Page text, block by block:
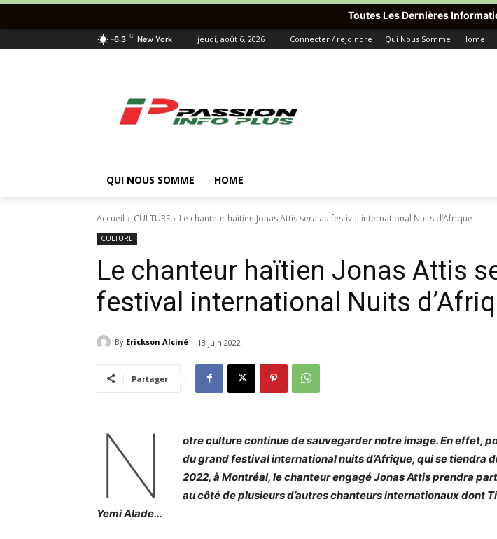
-6.3 C New York jeudi, août 6, 2026 Connecter / rejoindre Qui Nous Somme Home
QUI NOUS SOMME HOME
Accueil CULTURE Le chanteur haïtien Jonas Attis sera au festival international Nuits d’Afrique
CULTURE
Le chanteur haïtien Jonas Attis
festival international Nuits
By Erickson Alciné 13 juin 2022
Partager
N
otre culture continue de sauvegarder notre image. En effet,
du grand festival international nuits d’Afrique, qui se tiendra
2022, à Montréal, le chanteur engagé Jonas Attis prendra
au côté de plusieurs d’autres chanteurs internationaux dont
Yemi Alade…
Toutes Les Dernières Informations Du